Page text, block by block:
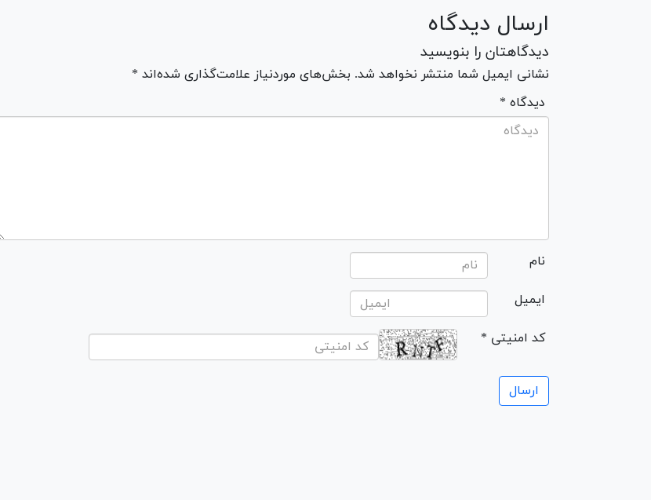
ارسال دیدگاه
دیدگاهتان را بنویسید
نشانی ایمیل شما منتشر نخواهد شد. بخش‌های موردنیاز علامت‌گذاری شده‌اند *
* دیدگاه
نام
ایمیل
* کد امنیتی